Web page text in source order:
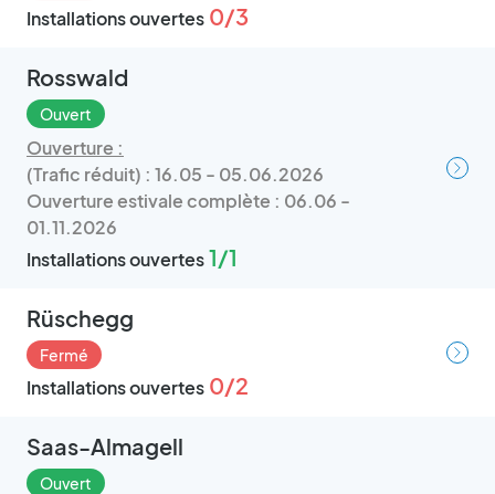
Installations ouvertes 0/3
Rosswald
Ouvert
Ouverture :
(Trafic réduit) : 16.05 - 05.06.2026
Ouverture estivale complète : 06.06 -
01.11.2026
Installations ouvertes1/1
Rüschegg
Fermé
Installations ouvertes 0/2
Saas-Almagell
Ouvert